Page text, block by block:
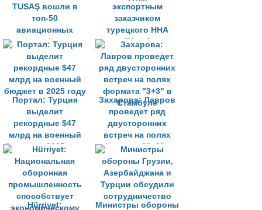
TUSAŞ вошли в
топ-50
авиационных
компаний мира
экспортным
заказчиком
турецкого ННА
"Улак"
Портал: Турция
выделит
рекордные $47
млрд на военный
бюджет в 2025 году
Захарова: Лавров
проведет ряд
двусторонних
встреч на полях
формата "3+3" в
Стамбуле
Hürriyet:
Министры обороны